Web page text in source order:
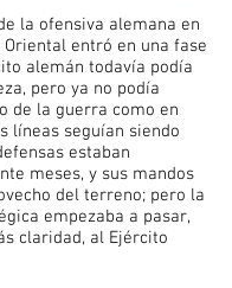
la ofensiva alemana en
entró en una fase
alemán todavía podía
pero ya no podía
de la guerra como en
líneas seguían siendo
estaban
meses, y sus mandos
del terreno; pero la
empezaba a pasar,
claridad, al Ejército